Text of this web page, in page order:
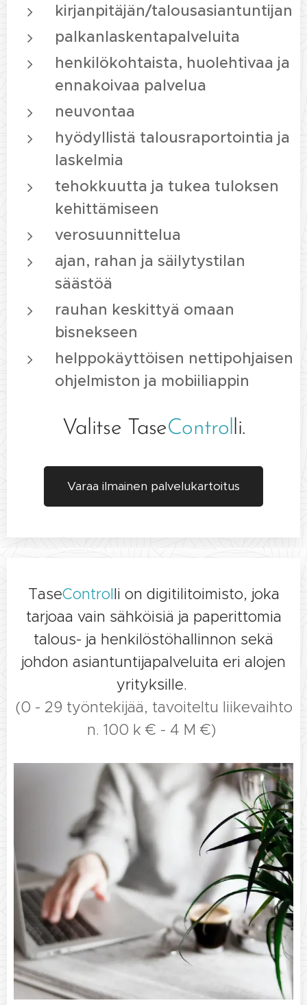
kirjanpitäjän/talousasiantuntijan
palkanlaskentapalveluita
henkilökohtaista, huolehtivaa ja
ennakoivaa palvelua
neuvontaa
hyödyllistä talousraportointia ja
laskelmia
tehokkuutta ja tukea tuloksen
kehittämiseen
verosuunnittelua
ajan, rahan ja säilytystilan
säästöä
rauhan keskittyä omaan
bisnekseen
helppokäyttöisen nettipohjaisen
ohjelmiston ja mobiiliappin
Valitse TaseControlli.
Varaa ilmainen palvelukartoitus
TaseControlli on digitilitoimisto, joka
tarjoaa vain sähköisiä ja paperittomia
talous- ja henkilöstöhallinnon sekä
johdon asiantuntijapalveluita eri alojen
yrityksille.
(0 - 29 työntekijää, tavoiteltu liikevaihto
n. 100 k € - 4 M €)